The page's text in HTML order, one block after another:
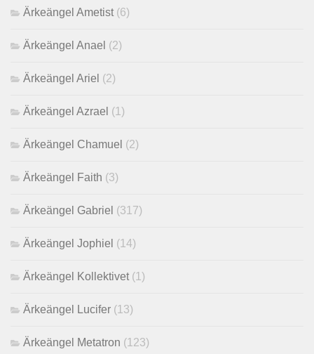
Ärkeängel Ametist (6)
Ärkeängel Anael (2)
Ärkeängel Ariel (2)
Ärkeängel Azrael (1)
Ärkeängel Chamuel (2)
Ärkeängel Faith (3)
Ärkeängel Gabriel (317)
Ärkeängel Jophiel (14)
Ärkeängel Kollektivet (1)
Ärkeängel Lucifer (13)
Ärkeängel Metatron (123)